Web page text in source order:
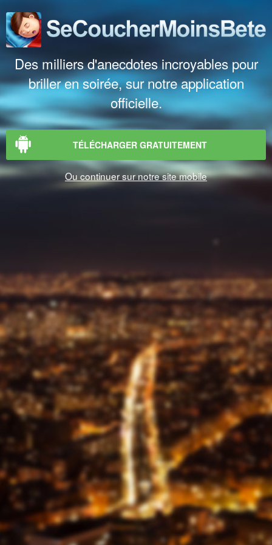
Des milliers d'anecdotes incroyables pour
briller en soirée, sur notre application
officielle.
TÉLÉCHARGER GRATUITEMENT
Ou continuer sur notre site mobile